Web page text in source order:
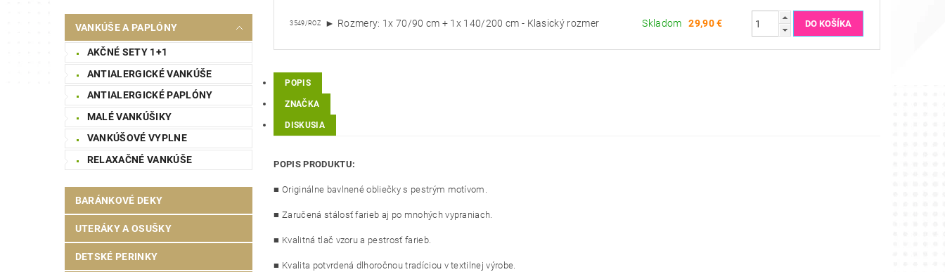
VANKÚŠE A PAPLÓNY
AKČNÉ SETY 1+1
ANTIALERGICKÉ VANKÚŠE
ANTIALERGICKÉ PAPLÓNY
MALÉ VANKÚŠIKY
VANKÚŠOVÉ VYPLNE
RELAXAČNÉ VANKÚŠE
BARÁNKOVÉ DEKY
UTERÁKY A OSUŠKY
DETSKÉ PERINKY
3549/ROZ ► Rozmery: 1x 70/90 cm + 1x 140/200 cm - Klasický rozmer Skladom 29,90 €
POPIS
ZNAČKA
DISKUSIA
POPIS PRODUKTU:
■ Originálne bavlnené obliečky s pestrým motívom.
■ Zaručená stálosť farieb aj po mnohých vypraniach.
■ Kvalitná tlač vzoru a pestrosť farieb.
■ Kvalita potvrdená dlhoročnou tradíciou v textilnej výrobe.